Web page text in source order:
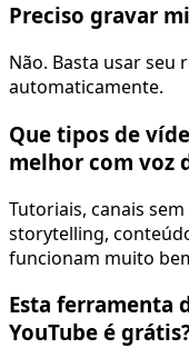
Preciso gravar
Não. Basta usar seu
automaticamente.
Que tipos de
melhor com voz
Tutoriais, canais
storytelling,
funcionam muito
Esta ferramenta
YouTube é